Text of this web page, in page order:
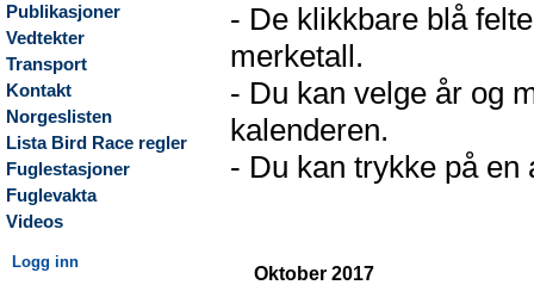
Publikasjoner
Vedtekter
Transport
Kontakt
Norgeslisten
Lista Bird Race regler
Fuglestasjoner
Fuglevakta
Videos
Logg inn
- De klikkbare blå
merketall.
- Du kan velge år og
kalenderen.
- Du kan trykke på en
Oktober 2017